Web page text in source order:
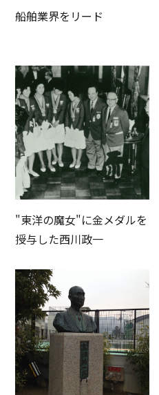
船舶業界をリード
"東洋の魔女"に金メダルを
授与した西川政一